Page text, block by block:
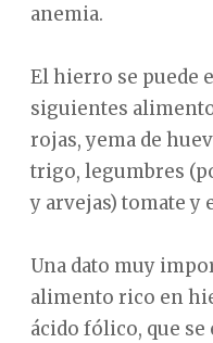
anemia.
El hierro se puede
siguientes
rojas, yema de
trigo, legumbres
y arvejas) tomate y
Una dato muy
alimento rico en
ácido fólico, que